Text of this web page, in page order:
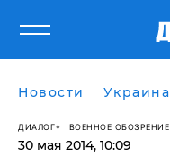
Новости Украина
ДИАЛОГ ВОЕННОЕ ОБОЗРЕНИЕ
30 мая 2014, 10:09